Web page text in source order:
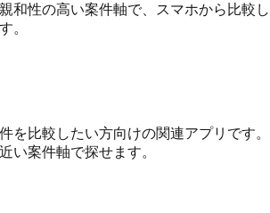
和性の高い案件軸で、スマホから比較し
。
を比較したい方向けの関連アプリです。
い案件軸で探せます。